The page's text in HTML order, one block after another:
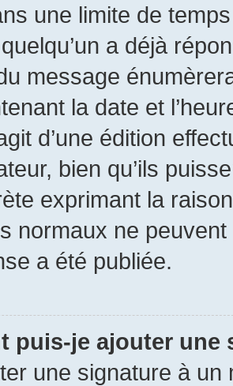
une limite de
a déjà
message
la date et
d’une édition
bien qu’ils
exprimant la
normaux ne
a été publiée.
puis-je ajouter une
une signature à un